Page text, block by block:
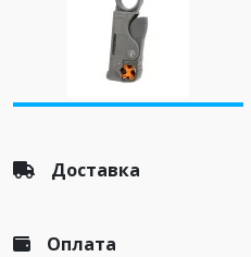
Доставка
Оплата